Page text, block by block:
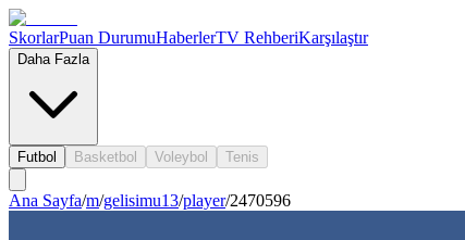
SkorlarPuan DurumuHaberlerTV RehberiKarşılaştır
Daha Fazla
Futbol Basketbol Voleybol Tenis
Ana Sayfa/m/gelisimu13/player/2470596